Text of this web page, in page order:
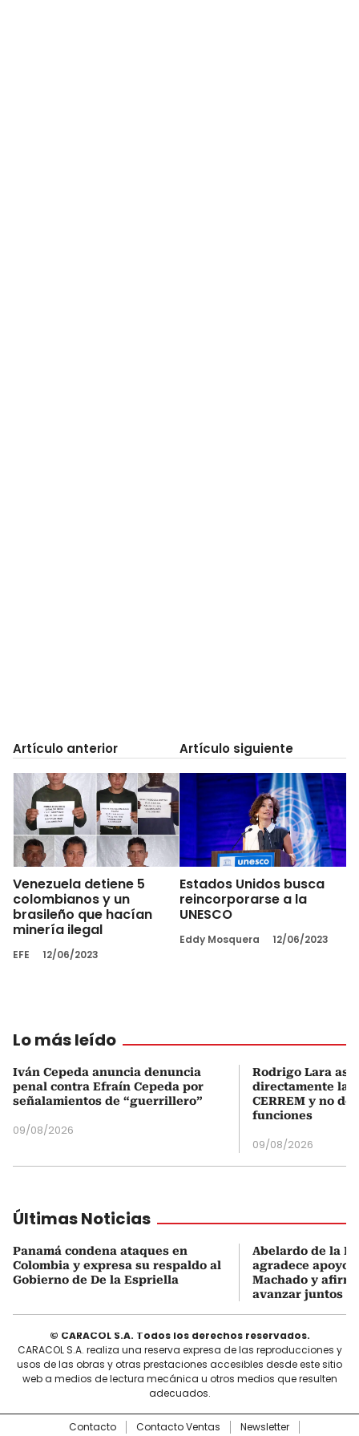
Artículo anterior
Venezuela detiene 5
colombianos y un
brasileño que hacían
minería ilegal
EFE 12/06/2023
Artículo siguiente
Estados Unidos busca
reincorporarse a la
UNESCO
Eddy Mosquera 12/06/2023
Lo más leído
Iván Cepeda anuncia denuncia
penal contra Efraín Cepeda por
señalamientos de “guerrillero”
09/08/2026
Rodrigo Lara
directamente la
CERREM y no
funciones
09/08/2026
Últimas Noticias
Panamá condena ataques en
Colombia y expresa su respaldo al
Gobierno de De la Espriella
Abelardo de la
agradece apoyo
Machado y
avanzar juntos
© CARACOL S.A. Todos los derechos reservados.
CARACOL S.A. realiza una reserva expresa de las reproducciones y
usos de las obras y otras prestaciones accesibles desde este sitio
web a medios de lectura mecánica u otros medios que resulten
adecuados.
Contacto Contacto Ventas Newsletter